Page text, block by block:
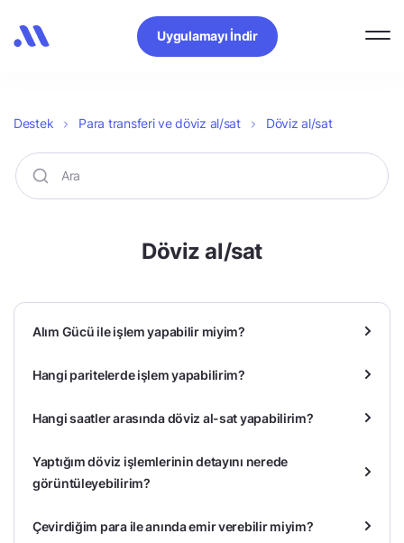
Uygulamayı İndir
Destek Para transferi ve döviz al/sat Döviz al/sat
Döviz al/sat
Alım Gücü ile işlem yapabilir miyim?
Hangi paritelerde işlem yapabilirim?
Hangi saatler arasında döviz al-sat yapabilirim?
Yaptığım döviz işlemlerinin detayını nerede
görüntüleyebilirim?
Çevirdiğim para ile anında emir verebilir miyim?